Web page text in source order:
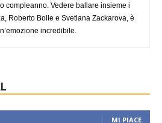
compleanno. Vedere ballare insieme i
Roberto Bolle e Svetlana Zackarova, è
incredibile.
MI PIACE